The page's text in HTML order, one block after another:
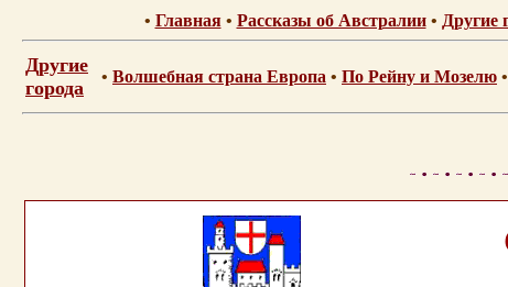
• Главная• Рассказы об Австралии• Другие
Другие
города
• Волшебная страна Европа • По Рейну и Мозелю •